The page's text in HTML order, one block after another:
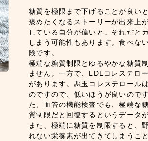
糖質を極限まで下げることが良い
褒めたくなるストーリーが出来上
している自分が偉いと。それだと
しまう可能性もあります。食べな
険です。
極端な糖質制限とゆるやかな糖質
ません。一方で、LDLコレステロ
があります。悪玉コレステロール
のですので、低いほうが良いので
た。血管の機能検査でも、極端な
質制限だと回復するというデータ
また、極端に糖質を制限すると、
れない栄養素が出てきてしまうこ